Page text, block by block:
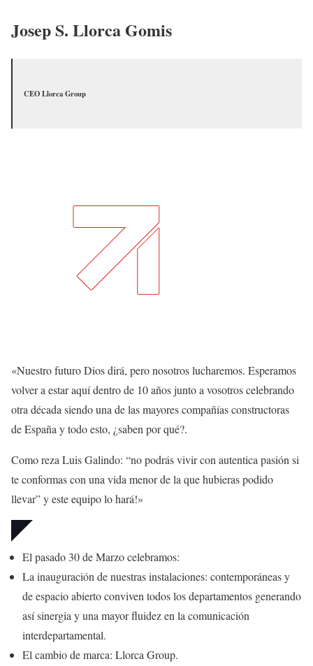
Josep S. Llorca Gomis
CEO Llorca Group
«Nuestro futuro Dios dirá, pero nosotros lucharemos. Esperamos
volver a estar aquí dentro de 10 años junto a vosotros celebrando
otra década siendo una de las mayores compañías constructoras
de España y todo esto, ¿saben por qué?.
Como reza Luis Galindo: “no podrás vivir con autentica pasión si
te conformas con una vida menor de la que hubieras podido
llevar” y este equipo lo hará!»
El pasado 30 de Marzo celebramos:
La inauguración de nuestras instalaciones: contemporáneas y
de espacio abierto conviven todos los departamentos generando
así sinergia y una mayor fluidez en la comunicación
interdepartamental.
El cambio de marca: Llorca Group.